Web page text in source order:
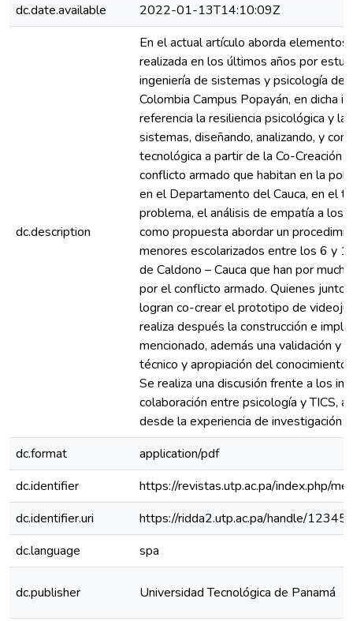
dc.date.available
2022-01-13T14:10:09Z
dc.description
En el actual artículo aborda
realizada en los últimos años por
ingeniería de sistemas y psicología de
Colombia Campus Popayán, en dicha
referencia la resiliencia psicológica y la
sistemas, diseñando, analizando, y
tecnológica a partir de la Co-Creación
conflicto armado que habitan en la
en el Departamento del Cauca, en el
problema, el análisis de empatía a los
como propuesta abordar un
menores escolarizados entre los 6 y
de Caldono – Cauca que han por
por el conflicto armado. Quienes junto
logran co-crear el prototipo de
realiza después la construcción e
mencionado, además una validación y
técnico y apropiación del
Se realiza una discusión frente a los
colaboración entre psicología y TICS,
desde la experiencia de investigación
dc.format
application/pdf
dc.identifier
https://revistas.utp.ac.pa/index.php/
dc.identifier.uri
https://ridda2.utp.ac.pa/handle/
dc.language
spa
dc.publisher Universidad Tecnológica de Panamá